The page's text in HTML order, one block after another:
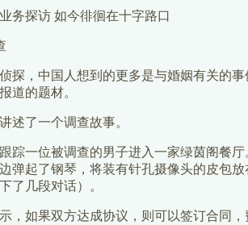
探访 如今徘徊在十字路口
，中国人想到的更多是与婚姻有关的事
道的题材。
了一个调查故事。
一位被调查的男子进入一家绿茵阁餐厅
弹起了钢琴，将装有针孔摄像头的皮包
了几段对话）。
如果双方达成协议，则可以签订合同，